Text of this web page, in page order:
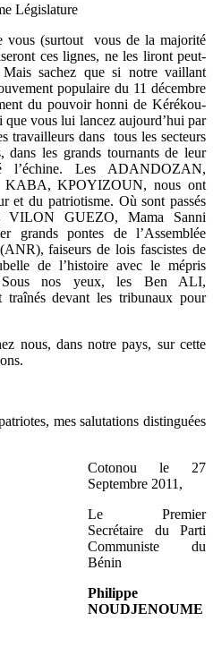
Législature
vous (surtout vous de la majorité
ces lignes, ne les liront peut-
sachez que si notre vaillant
populaire du 11 décembre
du pouvoir honni de Kérékou-
vous lui lancez aujourd’hui par
travailleurs dans tous les secteurs
dans les grands tournants de leur
l’échine. Les ADANDOZAN,
KPOYIZOUN, nous ont
et du patriotisme. Où sont passés
VILON GUEZO, Mama Sanni
pontes de l’Assemblée
faiseurs de lois fascistes de
de l’histoire avec le mépris
nos yeux, les Ben ALI,
devant les tribunaux pour
nous, dans notre pays, sur cette
mes salutations distinguées
Cotonou le 27
Septembre 2011,
Le Premier
Secrétaire du Parti
Communiste du
Bénin
Philippe
NOUDJENOUME